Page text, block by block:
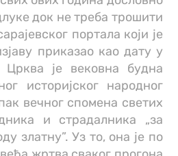
док не треба трошити
портала који је
приказао као дату у
је вековна будна
историјског народног
вечног спомена светих
и страдалника „за
златну”. Уз то, она је по